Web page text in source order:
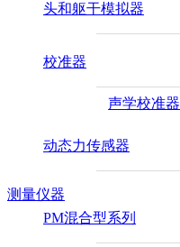
头和躯干模拟器
校准器
声学校准器
动态力传感器
测量仪器
PM混合型系列